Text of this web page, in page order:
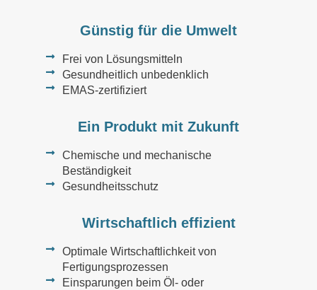
Günstig für die Umwelt
Frei von Lösungsmitteln
Gesundheitlich unbedenklich
EMAS-zertifiziert
Ein Produkt mit Zukunft
Chemische und mechanische
Beständigkeit
Gesundheitsschutz
Wirtschaftlich effizient
Optimale Wirtschaftlichkeit von
Fertigungsprozessen
Einsparungen beim Öl- oder